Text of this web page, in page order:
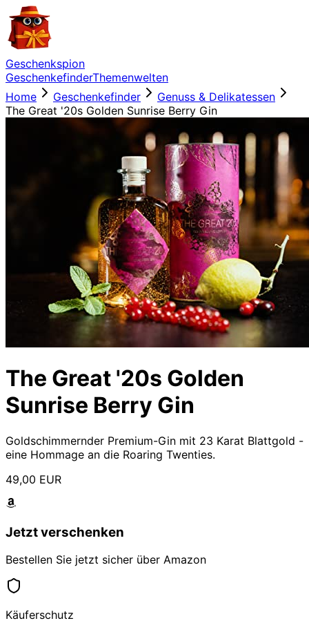
Geschenkspion
GeschenkefinderThemenwelten
Home
Geschenkefinder
Genuss & Delikatessen
The Great '20s Golden Sunrise Berry Gin
The Great '20s Golden
Sunrise Berry Gin
Goldschimmernder Premium-Gin mit 23 Karat Blattgold -
eine Hommage an die Roaring Twenties.
49,00 EUR
Jetzt verschenken
Bestellen Sie jetzt sicher über Amazon
Käuferschutz